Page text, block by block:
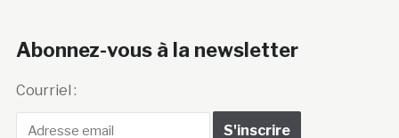
Abonnez-vous à la newsletter
Courriel :